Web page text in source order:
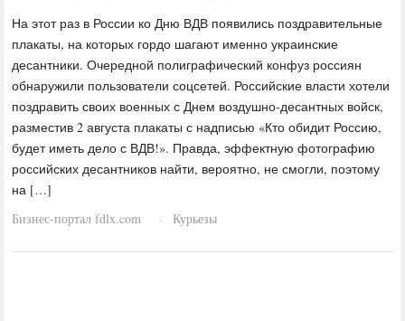
На этот раз в России ко Дню ВДВ появились поздравительные
плакаты, на которых гордо шагают именно украинские
десантники. Очередной полиграфический конфуз россиян
обнаружили пользователи соцсетей. Российские власти хотели
поздравить своих военных с Днем воздушно-десантных войск,
разместив 2 августа плакаты с надписью «Кто обидит Россию,
будет иметь дело с ВДВ!». Правда, эффектную фотографию
российских десантников найти, вероятно, не смогли, поэтому
на […]
Бизнес-портал fdlx.com
· Курьезы